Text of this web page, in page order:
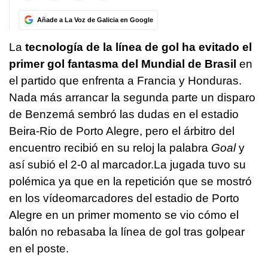
Añade a La Voz de Galicia en Google
La tecnología de la línea de gol ha evitado el
primer gol fantasma del Mundial de Brasil en
el partido que enfrenta a Francia y Honduras.
Nada más arrancar la segunda parte un disparo
de Benzemá sembró las dudas en el estadio
Beira-Rio de Porto Alegre, pero el árbitro del
encuentro recibió en su reloj la palabra Goaly
así subió el 2-0 al marcador.La jugada tuvo su
polémica ya que en la repetición que se mostró
en los vídeomarcadores del estadio de Porto
Alegre en un primer momento se vio cómo el
balón no rebasaba la línea de gol tras golpear
en el poste.